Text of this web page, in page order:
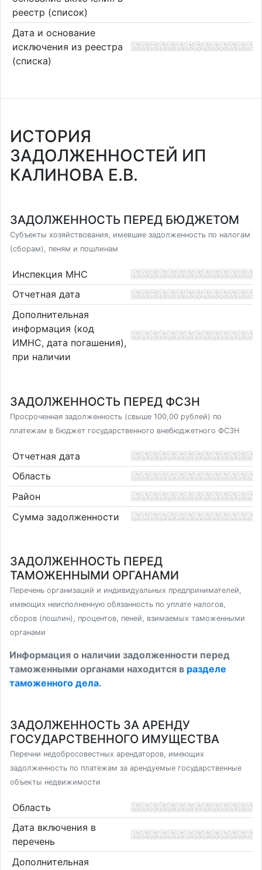
реестр (список)
Дата и основание
исключения из реестра
(списка)
ИСТОРИЯ
ЗАДОЛЖЕННОСТЕЙ ИП
КАЛИНОВА Е.В.
ЗАДОЛЖЕННОСТЬ ПЕРЕД БЮДЖЕТОМ
Субъекты хозяйствования, имевшие задолженность по налогам
(сборам), пеням и пошлинам
Инспекция МНС
Отчетная дата
Дополнительная
информация (код
ИМНС, дата погашения),
при наличии
ЗАДОЛЖЕННОСТЬ ПЕРЕД ФСЗН
Просроченная задолженность (свыше 100,00 рублей) по
платежам в бюджет государственного внебюджетного ФСЗН
Отчетная дата
Область
Район
Сумма задолженности
ЗАДОЛЖЕННОСТЬ ПЕРЕД
ТАМОЖЕННЫМИ ОРГАНАМИ
Перечень организаций и индивидуальных предпринимателей,
имеющих неисполненную обязанность по уплате налогов,
сборов (пошлин), процентов, пеней, взимаемых таможенными
органами
Информация о наличии задолженности перед
таможенными органами находится в разделе
таможенного дела.
ЗАДОЛЖЕННОСТЬ ЗА АРЕНДУ
ГОСУДАРСТВЕННОГО ИМУЩЕСТВА
Перечни недобросовестных арендаторов, имеющих
задолженность по платежам за арендуемые государственные
объекты недвижимости
Область
Дата включения в
перечень
Дополнительная